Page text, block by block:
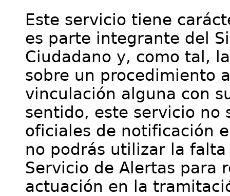
Este servicio tiene
es parte integrante del
Ciudadano y, como tal,
sobre un procedimiento
vinculación alguna con
sentido, este servicio no
oficiales de notificación
no podrás utilizar la
Servicio de Alertas para
actuación en la